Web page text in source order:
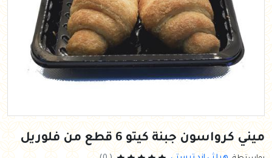
ميني كرواسون جبنة كيتو 6 قطع من فلوريل